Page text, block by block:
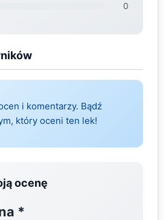
0
i komentarzy. Bądź
który oceni ten lek!
ocenę
*